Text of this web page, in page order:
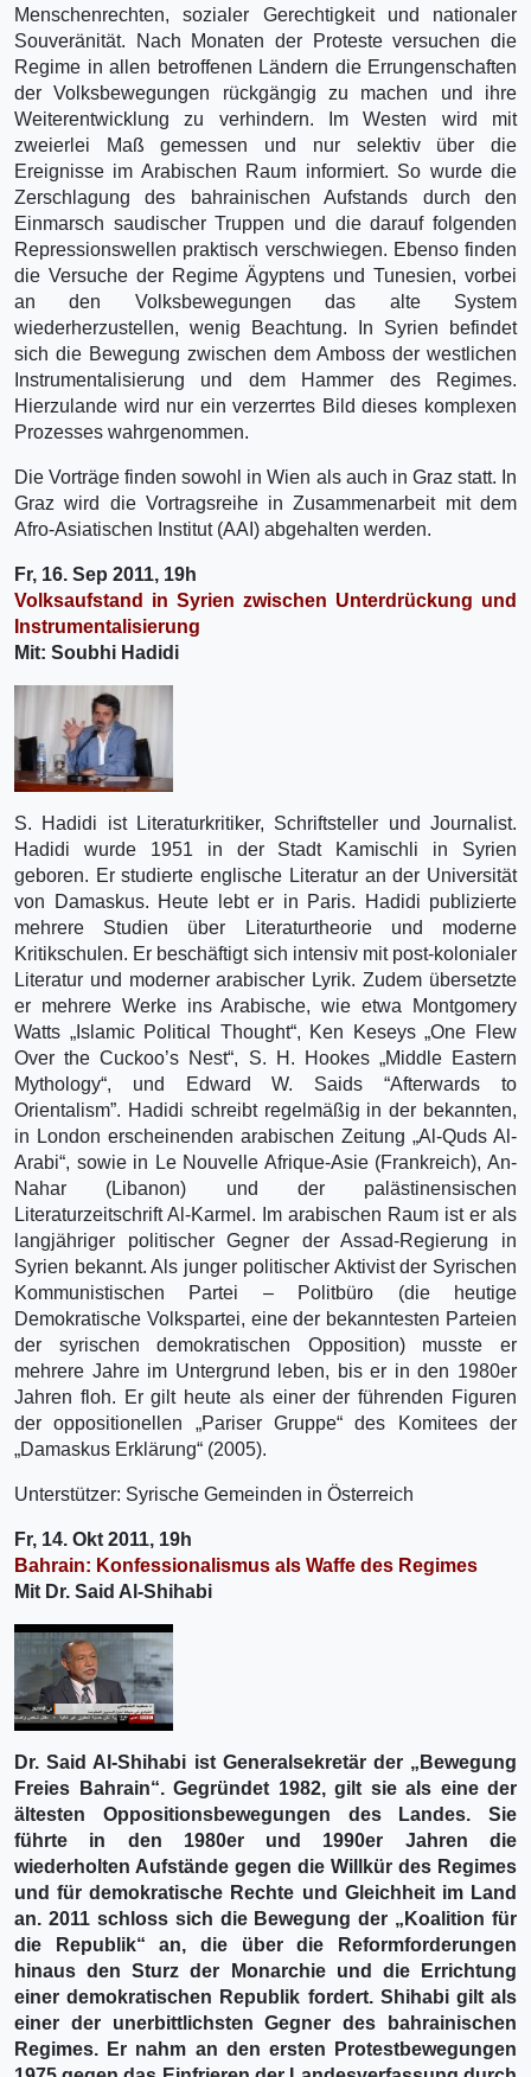
Menschenrechten, sozialer Gerechtigkeit und nationaler
Souveränität. Nach Monaten der Proteste versuchen die
Regime in allen betroffenen Ländern die Errungenschaften
der Volksbewegungen rückgängig zu machen und ihre
Weiterentwicklung zu verhindern. Im Westen wird mit
zweierlei Maß gemessen und nur selektiv über die
Ereignisse im Arabischen Raum informiert. So wurde die
Zerschlagung des bahrainischen Aufstands durch den
Einmarsch saudischer Truppen und die darauf folgenden
Repressionswellen praktisch verschwiegen. Ebenso finden
die Versuche der Regime Ägyptens und Tunesien, vorbei
an den Volksbewegungen das alte System
wiederherzustellen, wenig Beachtung. In Syrien befindet
sich die Bewegung zwischen dem Amboss der westlichen
Instrumentalisierung und dem Hammer des Regimes.
Hierzulande wird nur ein verzerrtes Bild dieses komplexen
Prozesses wahrgenommen.
Die Vorträge finden sowohl in Wien als auch in Graz statt. In
Graz wird die Vortragsreihe in Zusammenarbeit mit dem
Afro-Asiatischen Institut (AAI) abgehalten werden.
Fr, 16. Sep 2011, 19h
Volksaufstand in Syrien zwischen Unterdrückung und
Instrumentalisierung
Mit: Soubhi Hadidi
S. Hadidi ist Literaturkritiker, Schriftsteller und Journalist.
Hadidi wurde 1951 in der Stadt Kamischli in Syrien
geboren. Er studierte englische Literatur an der Universität
von Damaskus. Heute lebt er in Paris. Hadidi publizierte
mehrere Studien über Literaturtheorie und moderne
Kritikschulen. Er beschäftigt sich intensiv mit post-kolonialer
Literatur und moderner arabischer Lyrik. Zudem übersetzte
er mehrere Werke ins Arabische, wie etwa Montgomery
Watts „Islamic Political Thought“, Ken Keseys „One Flew
Over the Cuckoo’s Nest“, S. H. Hookes „Middle Eastern
Mythology“, und Edward W. Saids “Afterwards to
Orientalism”. Hadidi schreibt regelmäßig in der bekannten,
in London erscheinenden arabischen Zeitung „Al-Quds Al-
Arabi“, sowie in Le Nouvelle Afrique-Asie (Frankreich), An-
Nahar (Libanon) und der palästinensischen
Literaturzeitschrift Al-Karmel. Im arabischen Raum ist er als
langjähriger politischer Gegner der Assad-Regierung in
Syrien bekannt. Als junger politischer Aktivist der Syrischen
Kommunistischen Partei – Politbüro (die heutige
Demokratische Volkspartei, eine der bekanntesten Parteien
der syrischen demokratischen Opposition) musste er
mehrere Jahre im Untergrund leben, bis er in den 1980er
Jahren floh. Er gilt heute als einer der führenden Figuren
der oppositionellen „Pariser Gruppe“ des Komitees der
„Damaskus Erklärung“ (2005).
Unterstützer: Syrische Gemeinden in Österreich
Fr, 14. Okt 2011, 19h
Bahrain: Konfessionalismus als Waffe des Regimes
Mit Dr. Said Al-Shihabi
Dr. Said Al-Shihabi ist Generalsekretär der „Bewegung
Freies Bahrain“. Gegründet 1982, gilt sie als eine der
ältesten Oppositionsbewegungen des Landes. Sie
führte in den 1980er und 1990er Jahren die
wiederholten Aufstände gegen die Willkür des Regimes
und für demokratische Rechte und Gleichheit im Land
an. 2011 schloss sich die Bewegung der „Koalition für
die Republik“ an, die über die Reformforderungen
hinaus den Sturz der Monarchie und die Errichtung
einer demokratischen Republik fordert. Shihabi gilt als
einer der unerbittlichsten Gegner des bahrainischen
Regimes. Er nahm an den ersten Protestbewegungen